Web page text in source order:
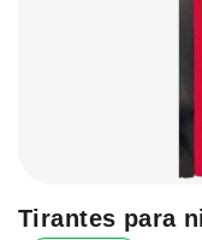
Saltar
Tirantes para